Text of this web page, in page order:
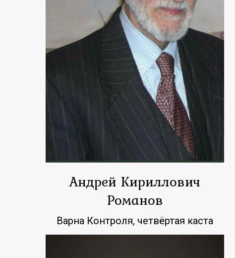
Андрей Кириллович
Романов
Варна Контроля, четвёртая каста